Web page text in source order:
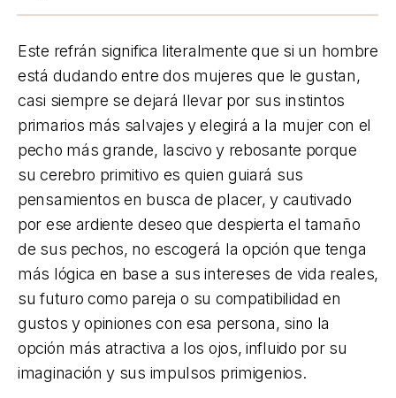
Este refrán significa literalmente que si un hombre
está dudando entre dos mujeres que le gustan,
casi siempre se dejará llevar por sus instintos
primarios más salvajes y elegirá a la mujer con el
pecho más grande, lascivo y rebosante porque
su cerebro primitivo es quien guiará sus
pensamientos en busca de placer, y cautivado
por ese ardiente deseo que despierta el tamaño
de sus pechos, no escogerá la opción que tenga
más lógica en base a sus intereses de vida reales,
su futuro como pareja o su compatibilidad en
gustos y opiniones con esa persona, sino la
opción más atractiva a los ojos, influido por su
imaginación y sus impulsos primigenios.